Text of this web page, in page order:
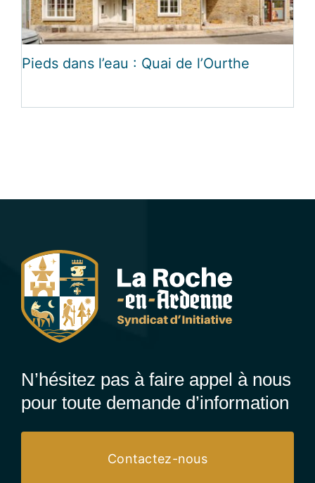
Pieds dans l’eau : Quai de l’Ourthe
N’hésitez pas à faire appel à nous
pour toute demande d’information
Contactez-nous